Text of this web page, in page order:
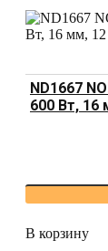
ND1667
600 Вт, 16
В корзину